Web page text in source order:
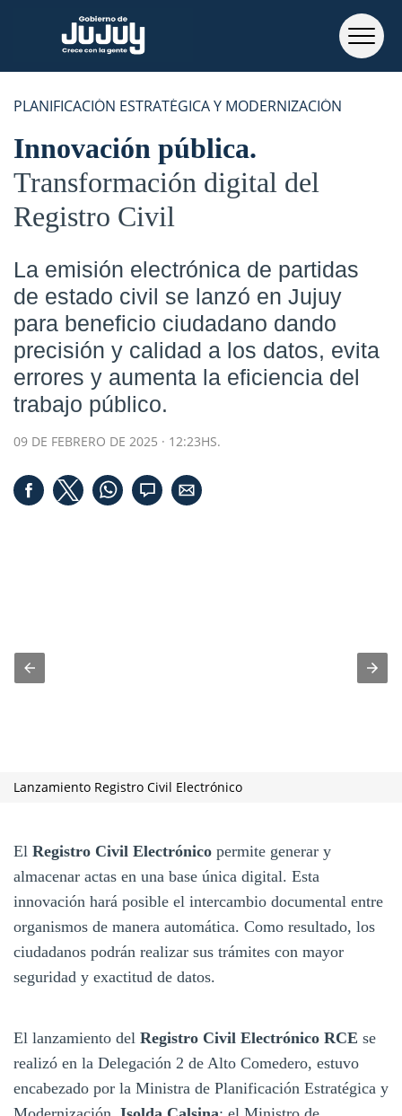
PLANIFICACIÓN ESTRATÉGICA Y MODERNIZACIÓN
Innovación pública
Transformación digital del
Registro Civil
La emisión electrónica de partidas
de estado civil se lanzó en Jujuy
para beneficio ciudadano dando
precisión y calidad a los datos, evita
errores y aumenta la eficiencia del
trabajo público.
09 DE FEBRERO DE 2025 · 12:23HS.
Lanzamiento Registro Civil Electrónico
El Registro Civil Electrónico permite generar y
almacenar actas en una base única digital. Esta
innovación hará posible el intercambio documental entre
organismos de manera automática. Como resultado, los
ciudadanos podrán realizar sus trámites con mayor
seguridad y exactitud de datos.
El lanzamiento del Registro Civil Electrónico RCE se
realizó en la Delegación 2 de Alto Comedero, estuvo
encabezado por la Ministra de Planificación Estratégica y